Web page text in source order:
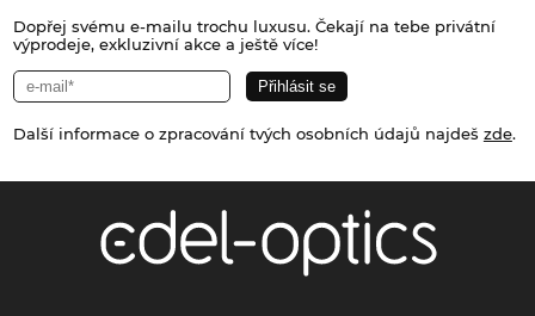
Dopřej svému e-mailu trochu luxusu. Čekají na tebe privátní
výprodeje, exkluzivní akce a ještě více!
Další informace o zpracování tvých osobních údajů najdeš zde.